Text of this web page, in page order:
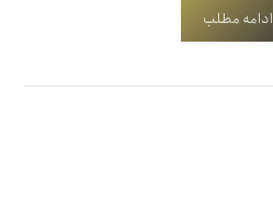
ادامه مطلب